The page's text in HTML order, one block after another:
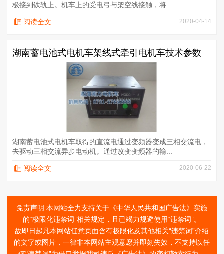
极接到铁轨上。机车上的受电弓与架空线接触，将...
阅读全文 2020-04-14
湖南蓄电池式电机车架线式牵引电机车技术参数
湖南蓄电池式电机车取得的直流电通过变频器变成三相交流电，
去驱动三相交流异步电动机。通过改变变频器的输...
阅读全文 2020-06-22
免责声明:本网站全力支持关于《中华人民共和国广告法》实施
的“极限化违禁词”相关规定，且已竭力规避使用“违禁词”。
故即日起凡本网站任意页面含有极限化及其他相关“违禁词”介绍
的文字或图片，一律非本网站主观意愿并即刻失效，不支持以任